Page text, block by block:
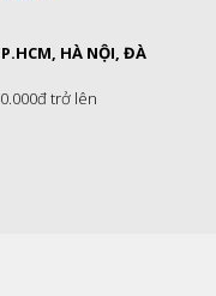
HÀ NỘI, ĐÀ
trở lên